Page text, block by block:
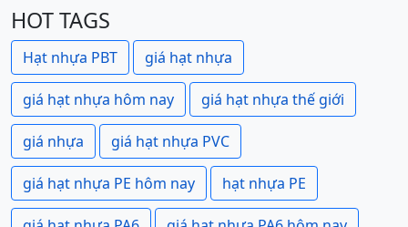
HOT TAGS
Hạt nhựa PBT giá hạt nhựa
giá hạt nhựa hôm nay giá hạt nhựa thế giới
giá nhựa giá hạt nhựa PVC
giá hạt nhựa PE hôm nay hạt nhựa PE